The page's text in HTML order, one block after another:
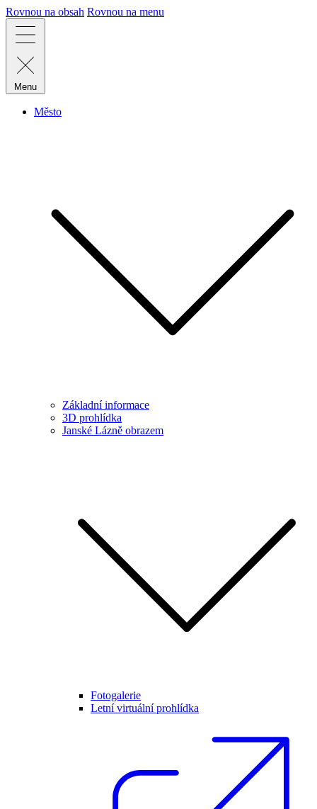
Rovnou na obsah Rovnou na menu
Menu
Město
Základní informace
3D prohlídka
Janské Lázně obrazem
Fotogalerie
Letní virtuální prohlídka